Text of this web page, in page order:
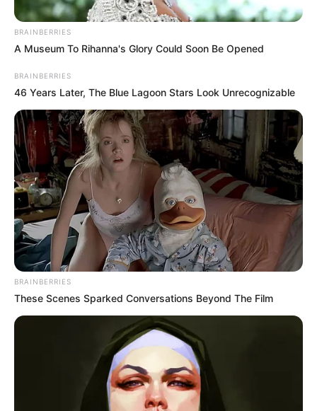
¡A la cárcel alias "Mata Siete"! Cayó
por atroz feminicidio y abuso
AEROPUERTO JOSÉ MARÍA
CÓRDOVA
Migración frena a pedófilo
e influencer de 'Passport
Bros': Fueron devueltos a
EE. UU.
EXPARAMILITAR
Condenan a más de 20
años de prisión a exjefe
paramilitar que abusó de
menores dentro de
cárceles en Antioquia y
Atlántico
BRAINBERRIES
A Museum To Rihanna's Glory Could Soon Be Opened
BRAINBERRIES
46 Years Later, The Blue Lagoon Stars Look Unrecognizable
BRAINBERRIES
These Scenes Sparked Conversations Beyond The Film